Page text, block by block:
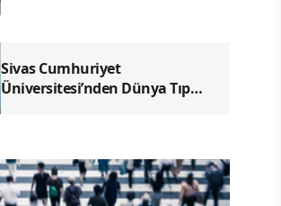
Sivas Cumhuriyet
Üniversitesi’nden Dünya Tıp